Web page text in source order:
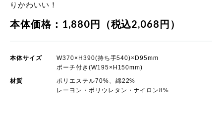
りかわいい！
本体価格：1,880円（税込2,068円）
本体サイズ
W370×H390(持ち手540)×D95mm
ポーチ付き(W195×H150mm)
材質
ポリエステル70%、綿22%
レーヨン・ポリウレタン・ナイロン8%